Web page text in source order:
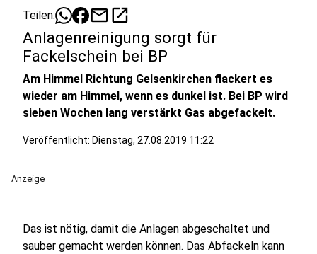
Teilen: mailopen_in_new
Anlagenreinigung sorgt für
Fackelschein bei BP
Am Himmel Richtung Gelsenkirchen flackert es
wieder am Himmel, wenn es dunkel ist. Bei BP wird
sieben Wochen lang verstärkt Gas abgefackelt.
Veröffentlicht: Dienstag, 27.08.2019 11:22
Anzeige
Das ist nötig, damit die Anlagen abgeschaltet und
sauber gemacht werden können. Das Abfackeln kann